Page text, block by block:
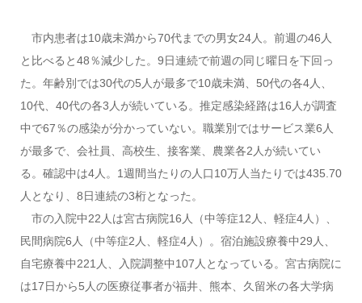
市内患者は10歳未満から70代までの男女24人。前週の46人
と比べると48％減少した。9日連続で前週の同じ曜日を下回っ
た。年齢別では30代の5人が最多で10歳未満、50代の各4人、
10代、40代の各3人が続いている。推定感染経路は16人が調査
中で67％の感染が分かっていない。職業別ではサービス業6人
が最多で、会社員、高校生、接客業、農業各2人が続いてい
る。確認中は4人。1週間当たりの人口10万人当たりでは435.70
人となり、8日連続の3桁となった。
市の入院中22人は宮古病院16人（中等症12人、軽症4人）、
民間病院6人（中等症2人、軽症4人）。宿泊施設療養中29人、
自宅療養中221人、入院調整中107人となっている。宮古病院に
は17日から5人の医療従事者が福井、熊本、久留米の各大学病